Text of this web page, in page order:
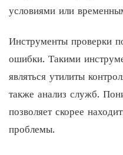
условиями или
Инструменты проверки
ошибки. Такими
являться утилиты
также анализ служб.
позволяет скорее
проблемы.